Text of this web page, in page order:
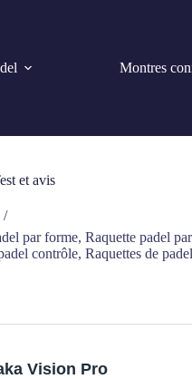
Montres
et avis
par forme,Raquette padel
contrôle,Raquettes de
Vision Pro